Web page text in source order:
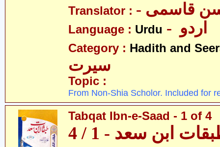
Translator : قاسمی
Language : Urdu
Category : Hadith and
سیرت
Topic :
From Non-Shia Scholor. Included for
Tabqat Ibn-e-Saad - 1 of 4
ابن سعد - 1 / 4